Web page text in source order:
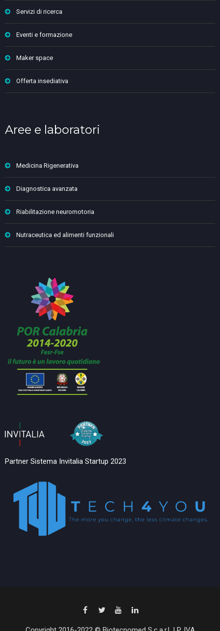
Servizi di ricerca
Eventi e formazione
Maker space
Offerta insediativa
Aree e laboratori
Medicina Rigenerativa
Diagnostica avanzata
Riabilitazione neuromotoria
Nutraceutica ed alimenti funzionali
Partner Sistema Invitalia Startup 2023